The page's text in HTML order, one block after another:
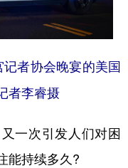
者协会晚宴的美国
者李睿摄
一次引发人们对困
能持续多久?